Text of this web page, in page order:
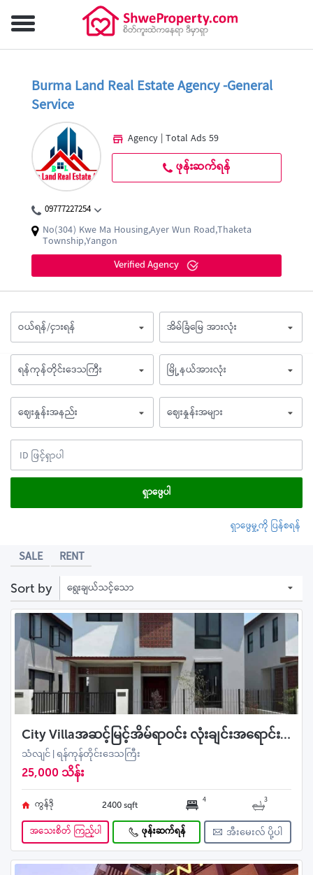
Burma Land Real Estate Agency -General
Service
09777227254
No(304) Kwe Ma Housing,Ayer Wun Road,Thaketa
Township,Yangon
Verified Agency
Agency | Total Ads 59
ဖုန်းဆက်ရန်
ဝယ်ရန်/ငှားရန် အိမ်ခြံမြေ အားလုံး
ရန်ကုန်တိုင်းဒေသကြီး မြို့နယ်အားလုံး
ဈေးနှုန်းအနည်း ဈေးနှုန်းအများ
ရှာဖွေပါ
ရှာဖွေမှု့ကို ပြန်စရန်
SALE RENT
Sort by ရွေးချယ်သင့်သော
City Villaအဆင့်မြင့်အိမ်ရာဝင်း လုံးချင်းအရောင်း အဆင့်မြင့်ပြင်ဆင်ပြီး
သံလျင် | ရန်ကုန်တိုင်းဒေသကြီး
25,000 သိန်း
ကွန်ဒို 2400 sqft 4 3
အသေးစိတ် ကြည့်ပါ ဖုန်းဆက်ရန် အီးမေးလ် ပို့ပါ